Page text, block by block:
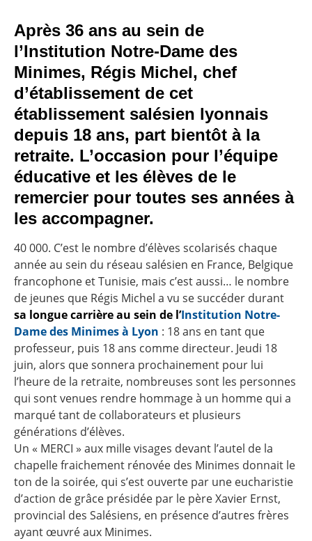
Après 36 ans au sein de
l’Institution Notre-Dame des
Minimes, Régis Michel, chef
d’établissement de cet
établissement salésien lyonnais
depuis 18 ans, part bientôt à la
retraite. L’occasion pour l’équipe
éducative et les élèves de le
remercier pour toutes ses années à
les accompagner.
40 000. C’est le nombre d’élèves scolarisés chaque
année au sein du réseau salésien en France, Belgique
francophone et Tunisie, mais c’est aussi… le nombre
de jeunes que Régis Michel a vu se succéder durant
sa longue carrière au sein de l’Institution Notre-
Dame des Minimes à Lyon : 18 ans en tant que
professeur, puis 18 ans comme directeur. Jeudi 18
juin, alors que sonnera prochainement pour lui
l’heure de la retraite, nombreuses sont les personnes
qui sont venues rendre hommage à un homme qui a
marqué tant de collaborateurs et plusieurs
générations d’élèves.
Un « MERCI » aux mille visages devant l’autel de la
chapelle fraichement rénovée des Minimes donnait le
ton de la soirée, qui s’est ouverte par une eucharistie
d’action de grâce présidée par le père Xavier Ernst,
provincial des Salésiens, en présence d’autres frères
ayant œuvré aux Minimes.